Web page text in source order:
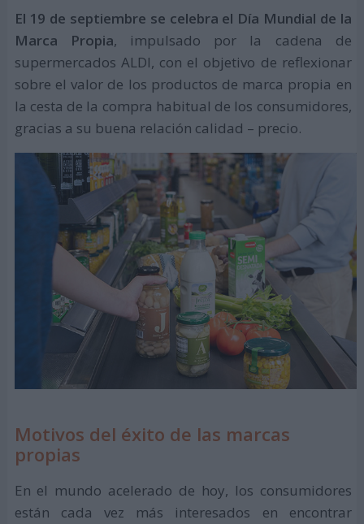
El 19 de septiembre se celebra el Día Mundial de la
Marca Propia, impulsado por la cadena de
supermercados ALDI, con el objetivo de reflexionar
sobre el valor de los productos de marca propia en
la cesta de la compra habitual de los consumidores,
gracias a su buena relación calidad – precio.
Motivos del éxito de las marcas
propias
En el mundo acelerado de hoy, los consumidores
están cada vez más interesados en encontrar